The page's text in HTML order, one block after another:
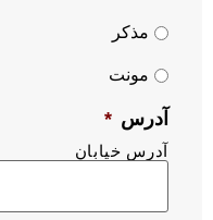
مذکر
مونت
آدرس *
آدرس خیابان